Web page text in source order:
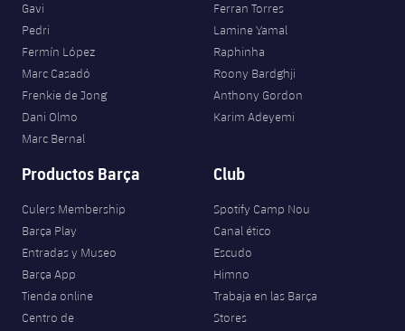
Gavi
Pedri
Fermín López
Marc Casadó
Frenkie de Jong
Dani Olmo
Marc Bernal
Ferran Torres
Lamine Yamal
Raphinha
Roony Bardghji
Anthony Gordon
Karim Adeyemi
Productos Barça
Culers Membership
Barça Play
Entradas y Museo
Barça App
Tienda online
Centro de
Club
Spotify Camp Nou
Canal ético
Escudo
Himno
Trabaja en las Barça
Stores